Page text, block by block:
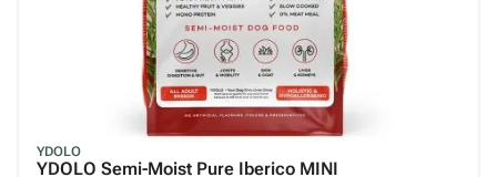
YDOLO
YDOLO Semi-Moist Pure Iberico MINI